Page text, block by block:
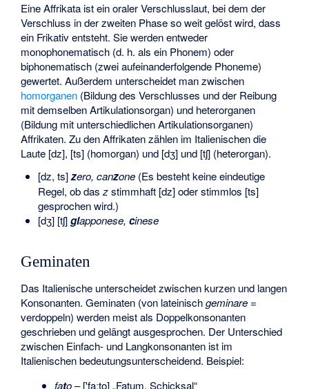
Eine Affrikata ist ein oraler Verschlusslaut, bei dem der
Verschluss in der zweiten Phase so weit gelöst wird, dass
ein Frikativ entsteht. Sie werden entweder
monophonematisch (d. h. als ein Phonem) oder
biphonematisch (zwei aufeinanderfolgende Phoneme)
gewertet. Außerdem unterscheidet man zwischen
homorganen (Bildung des Verschlusses und der Reibung
mit demselben Artikulationsorgan) und heterorganen
(Bildung mit unterschiedlichen Artikulationsorganen)
Affrikaten. Zu den Affrikaten zählen im Italienischen die
Laute [dz], [ts] (homorgan) und [dʒ] und [tʃ] (heterorgan).
[dz, ts]zero, canzone(Es besteht keine eindeutige
Regel, ob daszstimmhaft [dz] oder stimmlos [ts]
gesprochen wird.)
[dʒ] [tʃ]giapponese, cinese
Geminaten
Das Italienische unterscheidet zwischen kurzen und langen
Konsonanten. Geminaten (von lateinischgeminare =
verdoppeln) werden meist als Doppelkonsonanten
geschrieben und gelängt ausgesprochen. Der Unterschied
zwischen Einfach- und Langkonsonanten ist im
Italienischen bedeutungsunterscheidend. Beispiel:
fato– ['faːto] „Fatum, Schicksal“